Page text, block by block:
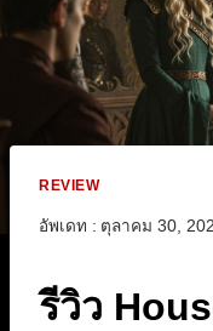
REVIEW
อัพเดท : ตุลาคม 30,
รีวิว